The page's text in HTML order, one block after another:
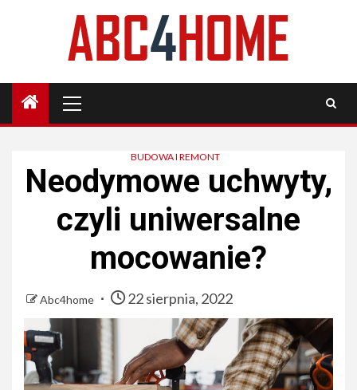
Menu
BUDOWA I REMONT
Neodymowe uchwyty,
czyli uniwersalne
mocowanie?
Abc4home 22 sierpnia, 2022